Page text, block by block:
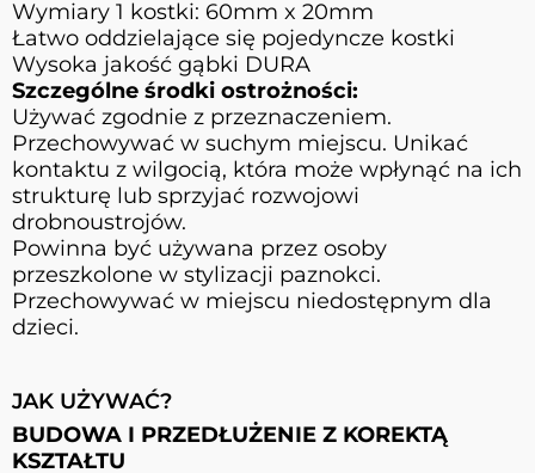
Wymiary 1 kostki: 60mm x 20mm
Łatwo oddzielające się pojedyncze kostki
Wysoka jakość gąbki DURA
Szczególne środki ostrożności:
Używać zgodnie z przeznaczeniem.
Przechowywać w suchym miejscu. Unikać
kontaktu z wilgocią, która może wpłynąć na ich
strukturę lub sprzyjać rozwojowi
drobnoustrojów.
Powinna być używana przez osoby
przeszkolone w stylizacji paznokci.
Przechowywać w miejscu niedostępnym dla
dzieci.
JAK UŻYWAĆ?
BUDOWA I PRZEDŁUŻENIE Z KOREKTĄ
KSZTAŁTU